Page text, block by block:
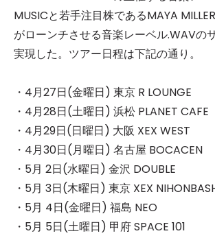
MUSICと若手注目株であるMAYA
がローンチさせる音楽レーベル.WAVの
実現した。ツアー日程は下記の通り。
・4月27日(金曜日) 東京 R LOUNGE
・4月28日(土曜日) 浜松 PLANET CAFE
・4月29日(日曜日) 大阪 XEX WEST
・4月30日(月曜日) 名古屋 BOCACEN
・5月 2日(水曜日) 金沢 DOUBLE
・5月 3日(木曜日) 東京 XEX
・5月 4日(金曜日) 福島 NEO
・5月 5日(土曜日) 甲府 SPACE 101